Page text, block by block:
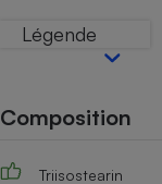
Légende
Composition
Triisostearin